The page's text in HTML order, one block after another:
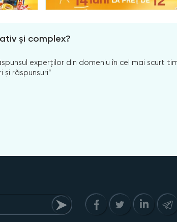
și complex?
experților din domeniu în cel mai scurt
răspunsuri”